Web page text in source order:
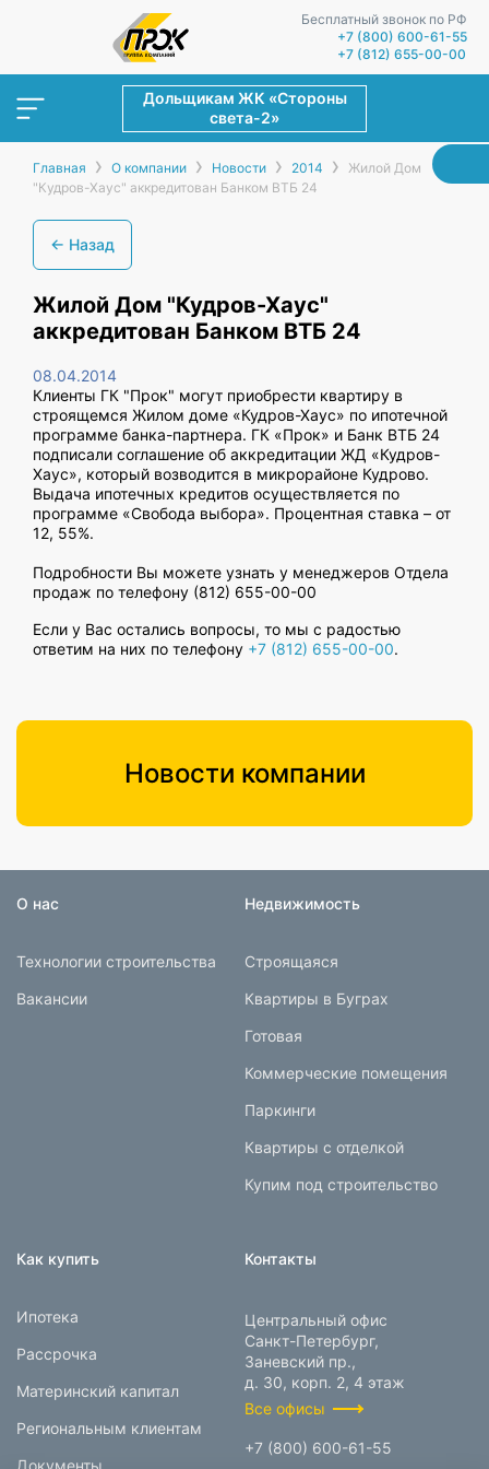
Бесплатный звонок по РФ
+7 (800) 600-61-55
+7 (812) 655-00-00
Дольщикам ЖК «Стороны
света-2»
Главная › О компании › Новости › 2014 › Жилой Дом
"Кудров-Хаус" аккредитован Банком ВТБ 24
← Назад
Жилой Дом "Кудров-Хаус"
аккредитован Банком ВТБ 24
08.04.2014
Клиенты ГК "Прок" могут приобрести квартиру в
строящемся Жилом доме «Кудров-Хаус» по ипотечной
программе банка-партнера. ГК «Прок» и Банк ВТБ 24
подписали соглашение об аккредитации ЖД «Кудров-
Хаус», который возводится в микрорайоне Кудрово.
Выдача ипотечных кредитов осуществляется по
программе «Свобода выбора». Процентная ставка – от
12, 55%.
Подробности Вы можете узнать у менеджеров Отдела
продаж по телефону (812) 655-00-00
Если у Вас остались вопросы, то мы с радостью
ответим на них по телефону +7 (812) 655-00-00.
Новости компании
О нас
Технологии строительства
Вакансии
Недвижимость
Строящаяся
Квартиры в Буграх
Готовая
Коммерческие помещения
Паркинги
Квартиры с отделкой
Купим под строительство
Как купить
Ипотека
Рассрочка
Материнский капитал
Региональным клиентам
Документы
Контакты
Центральный офис
Санкт-Петербург,
Заневский пр.,
д. 30, корп. 2, 4 этаж
Все офисы
+7 (800) 600-61-55